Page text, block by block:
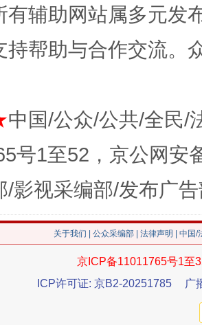
域中谋全局
有辅助网站属多元发
持帮助与合作交流。
中国/公众/公共/全民/
号1至52，京公网安
/影视采编部/发布广
关于我们 公众采编部 法律声明 | 中国
京ICP备11011765号1至
ICP许可证: 京B2-20251785
广